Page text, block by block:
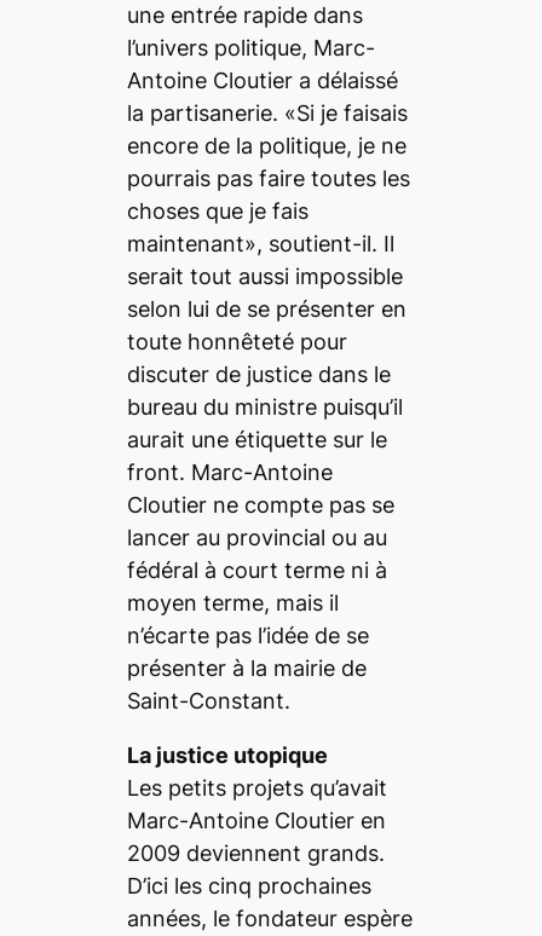
une entrée rapide dans
l’univers politique, Marc-
Antoine Cloutier a délaissé
la partisanerie. «Si je faisais
encore de la politique, je ne
pourrais pas faire toutes les
choses que je fais
maintenant», soutient-il. Il
serait tout aussi impossible
selon lui de se présenter en
toute honnêteté pour
discuter de justice dans le
bureau du ministre puisqu’il
aurait une étiquette sur le
front. Marc-Antoine
Cloutier ne compte pas se
lancer au provincial ou au
fédéral à court terme ni à
moyen terme, mais il
n’écarte pas l’idée de se
présenter à la mairie de
Saint-Constant.
La justice utopique
Les petits projets qu’avait
Marc-Antoine Cloutier en
2009 deviennent grands.
D’ici les cinq prochaines
années, le fondateur espère